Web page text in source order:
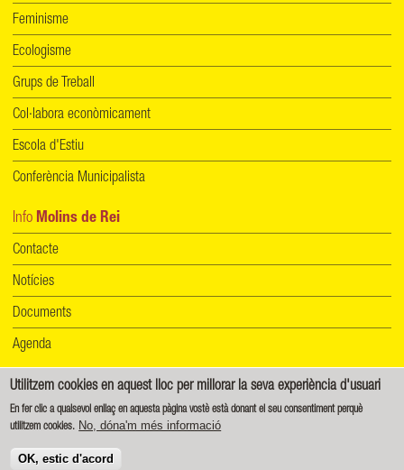
Feminisme
Ecologisme
Grups de Treball
Col·labora econòmicament
Escola d'Estiu
Conferència Municipalista
Info Molins de Rei
Contacte
Notícies
Documents
Agenda
Informació de protecció de dades Política de cookies
Creative Commons - Reconeixement-CompartirIgual 4.0 Internacional (CC BY-SA 4.0)
Utilitzem cookies en aquest lloc per millorar la seva experiència d'usuari
En fer clic a qualsevol enllaç en aquesta pàgina vostè està donant el seu consentiment perquè
utilitzem cookies. No, dóna'm més informació
OK, estic d'acord